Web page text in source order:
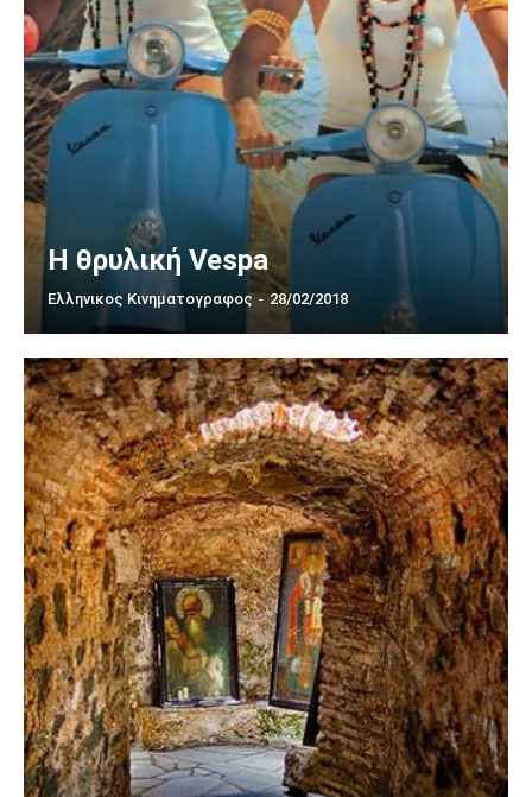
Η θρυλική Vespa
Ελληνικος Κινηματογραφος - 28/02/2018